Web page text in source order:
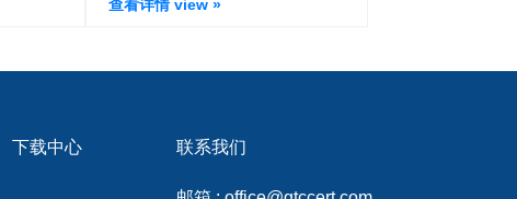
缩写。海湾合作委员会于1981年5
查看详情 view »
下载中心 联系我们